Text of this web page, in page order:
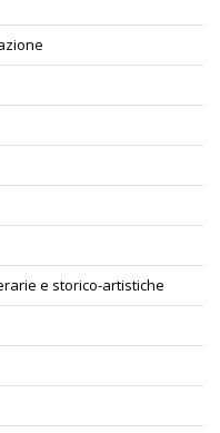
e storico-artistiche